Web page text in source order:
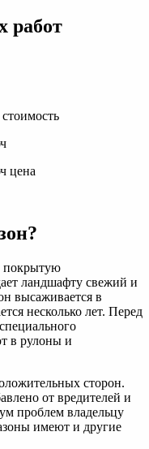
работ
покрытую
ландшафту свежий и
высаживается в
несколько лет. Перед
в рулоны и
сторон.
от вредителей и
проблем владельцу
имеют и другие